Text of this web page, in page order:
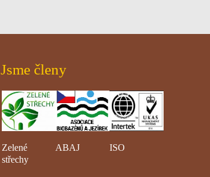
Jsme členy
Zelené
střechy
ABAJ ISO